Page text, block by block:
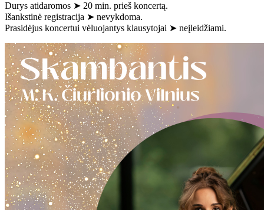
Durys atidaromos ➤ 20 min. prieš koncertą.
Išankstinė registracija ➤ nevykdoma.
Prasidėjus koncertui vėluojantys klausytojai ➤ neįleidžiami.